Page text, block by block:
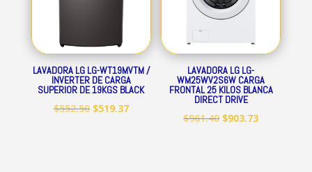
LAVADORA LG LG-WT19MVTM /
INVERTER DE CARGA
SUPERIOR DE 19KGS BLACK
$552.50 El
$519.37El
LAVADORA LG LG-
WM25WV2S6W CARGA
FRONTAL 25 KILOS BLANCA
DIRECT DRIVE
$961.40 El
$903.73El